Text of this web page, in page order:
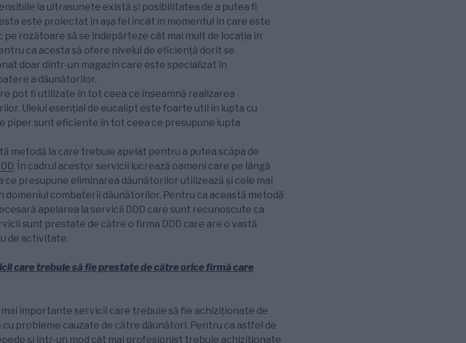
la ultrasunete există și posibilitatea de a putea fi
este proiectat în așa fel încât în momentul în care este
rozătoare să se îndepărteze cât mai mult de locația în
ca acesta să ofere nivelul de eficiență dorit se
doar dintr-un magazin care este specializat în
a dăunătorilor.
pot fi utilizate în tot ceea ce înseamnă realizarea
Uleiul esențial de eucalipt este foarte util în lupta cu
piper sunt eficiente în tot ceea ce presupune lupta
metodă la care trebuie apelat pentru a putea scăpa de
. În cadrul acestor servicii lucrează oameni care pe lângă
presupune eliminarea dăunătorilor utilizează și cele mai
combaterii dăunătorilor. Pentru ca această metodă
apelarea la servicii DDD care sunt recunoscute ca
sunt prestate de către o firma DDD care are o vastă
de activitate.
care trebuie să fie prestate de către orice firmă care
importante servicii care trebuie să fie achiziționate de
probleme cauzate de către dăunători. Pentru ca astfel de
și într-un mod cât mai profesionist trebuie achiziționate